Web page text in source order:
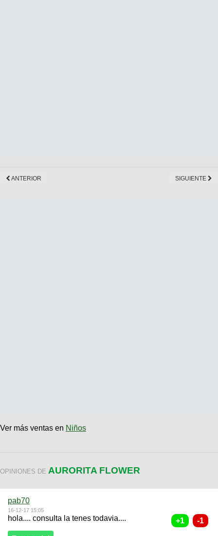
ANTERIOR SIGUIENTE
Ver más ventas en Niños
OPINIONES DE AURORITA FLOWER
pab70
16-12-17 15:05
hola.... consulta la tenes todavia....